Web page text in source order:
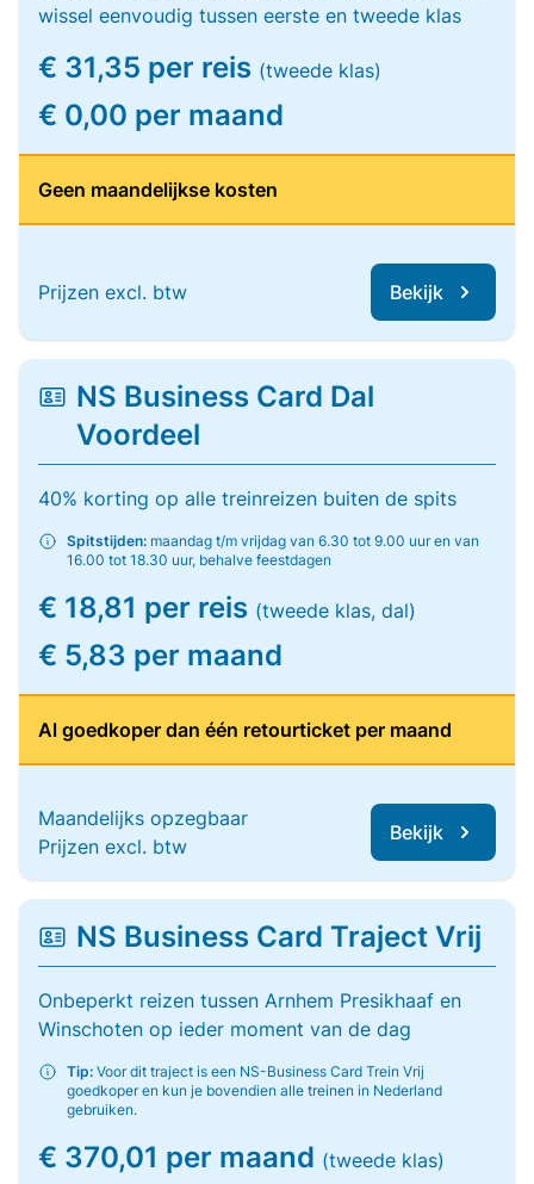
wissel eenvoudig tussen eerste en tweede klas
€ 31,35 per reis (tweede klas)
€ 0,00 per maand
Geen maandelijkse kosten
Prijzen excl. btw Bekijk
NS Business Card Dal
Voordeel
40% korting op alle treinreizen buiten de spits
Spitstijden: maandag t/m vrijdag van 6.30 tot 9.00 uur en van
16.00 tot 18.30 uur, behalve feestdagen
€ 18,81 per reis (tweede klas, dal)
€ 5,83 per maand
Al goedkoper dan één retourticket per maand
Maandelijks opzegbaar
Prijzen excl. btw
Bekijk
NS Business Card Traject Vrij
Onbeperkt reizen tussen Arnhem Presikhaaf en
Winschoten op ieder moment van de dag
Tip: Voor dit traject is een NS-Business Card Trein Vrij
goedkoper en kun je bovendien alle treinen in Nederland
gebruiken.
€ 370,01 per maand (tweede klas)